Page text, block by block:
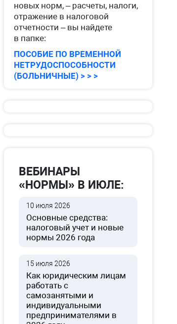
новых норм, – расчеты, налоги,
отражение в налоговой
отчетности – вы найдете
в папке:
ПОСОБИЕ ПО ВРЕМЕННОЙ
НЕТРУДОСПОСОБНОСТИ
(БОЛЬНИЧНЫЕ) > > >
ВЕБИНАРЫ
«НОРМЫ» В ИЮЛЕ:
10 июля 2026
Основные средства:
налоговый учет и новые
нормы 2026 года
15 июля 2026
Как юридическим лицам
работать с
самозанятыми и
индивидуальными
предпринимателями в